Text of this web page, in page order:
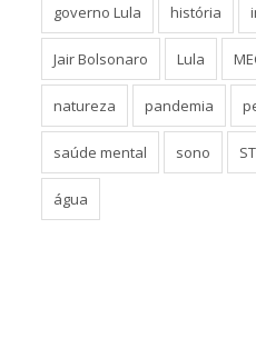
governo Lula história
Jair Bolsonaro Lula
natureza pandemia
saúde mental sono
água